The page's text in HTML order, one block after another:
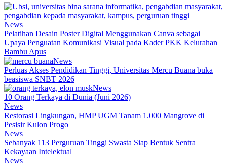
News
Pelatihan Desain Poster Digital Menggunakan Canva sebagai
Upaya Penguatan Komunikasi Visual pada Kader PKK Kelurahan
Bambu Apus
News
Perluas Akses Pendidikan Tinggi, Universitas Mercu Buana buka
beasiswa SNBT 2026
News
10 Orang Terkaya di Dunia (Juni 2026)
News
Restorasi Lingkungan, HMP UGM Tanam 1.000 Mangrove di
Pesisir Kulon Progo
News
Sebanyak 113 Perguruan Tinggi Swasta Siap Bentuk Sentra
Kekayaan Intelektual
News